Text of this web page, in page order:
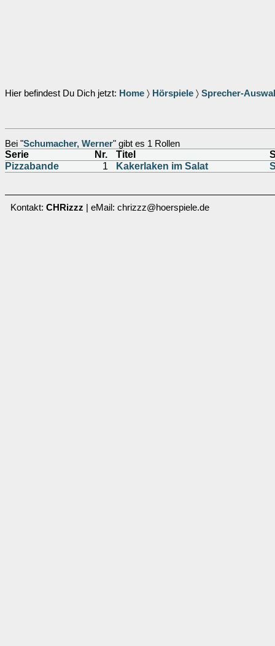
Hier befindest Du Dich jetzt: Home 〉 Hörspiele 〉 Sprecher-
Bei "Schumacher, Werner" gibt es 1 Rollen
Serie Nr. Titel
Pizzabande
1 Kakerlaken im Salat
Kontakt: CHRizzz | eMail: chrizzz@hoerspiele.de